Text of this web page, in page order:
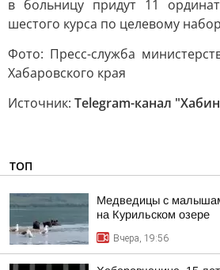
в больницу придут 11
шестого курса по целевому
Фото: Пресс-служба
Хабаровского края
Источник: Telegram-канал
ТОП
Медведицы с
на Курильском озере
Вчера, 19:56